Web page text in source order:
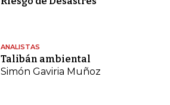
ANALISTAS
Talibán ambiental
Simón Gaviria Muñoz